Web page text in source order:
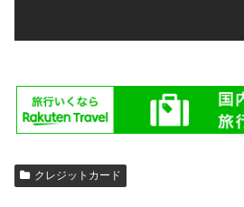
クレジットカード